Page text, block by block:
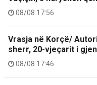
08/08 17:56
Vrasja në Korçë/
sherr, 20-vjeçarit i
08/08 17:46